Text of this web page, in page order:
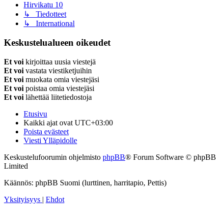
Hirvikatu 10
↳ Tiedotteet
↳ International
Keskustelualueen oikeudet
Et voi kirjoittaa uusia viestejä
Et voi vastata viestiketjuihin
Et voi muokata omia viestejäsi
Et voi poistaa omia viestejäsi
Et voi lähettää liitetiedostoja
Etusivu
Kaikki ajat ovat UTC+03:00
Poista evästeet
Viesti Ylläpidolle
Keskustelufoorumin ohjelmisto phpBB® Forum Software © phpBB
Limited
Käännös: phpBB Suomi (lurttinen, harritapio, Pettis)
Yksityisyys | Ehdot